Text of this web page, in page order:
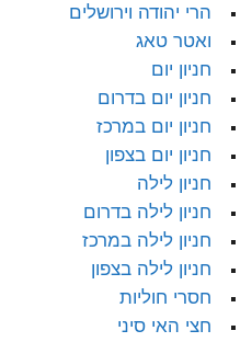
הרי יהודה וירושלים
ואטר טאג
חניון יום
חניון יום בדרום
חניון יום במרכז
חניון יום בצפון
חניון לילה
חניון לילה בדרום
חניון לילה במרכז
חניון לילה בצפון
חסרי חוליות
חצי האי סיני